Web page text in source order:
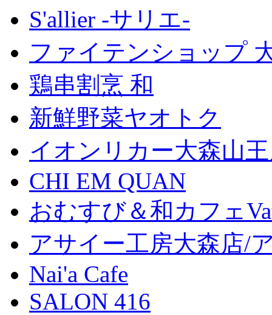
S'allier -サリエ-
ファイテンショップ
鶏串割烹 和
新鮮野菜ヤオトク
イオンリカー大森山
CHI EM QUAN
おむすび＆和カフェ
アサイー工房大森店/
Nai'a Cafe
SALON 416